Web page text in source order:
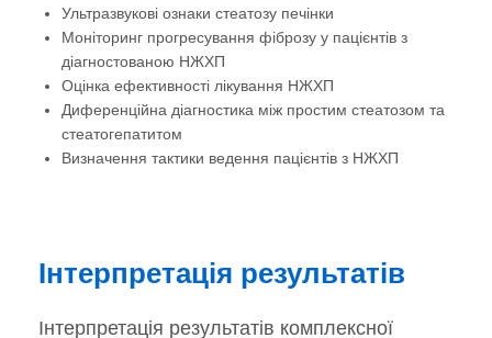
Ультразвукові ознаки стеатозу печінки
Моніторинг прогресування фіброзу у пацієнтів з
діагностованою НЖХП
Оцінка ефективності лікування НЖХП
Диференційна діагностика між простим стеатозом та
стеатогепатитом
Визначення тактики ведення пацієнтів з НЖХП
Інтерпретація результатів
Інтерпретація результатів комплексної